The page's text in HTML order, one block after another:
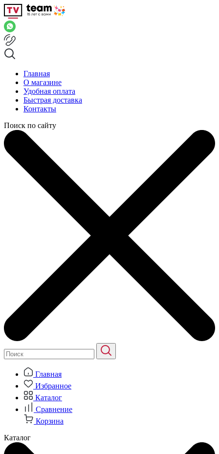
Главная
О магазине
Удобная оплата
Быстрая доставка
Контакты
Поиск по сайту
Главная
Избранное
Каталог
Сравнение
Корзина
Каталог